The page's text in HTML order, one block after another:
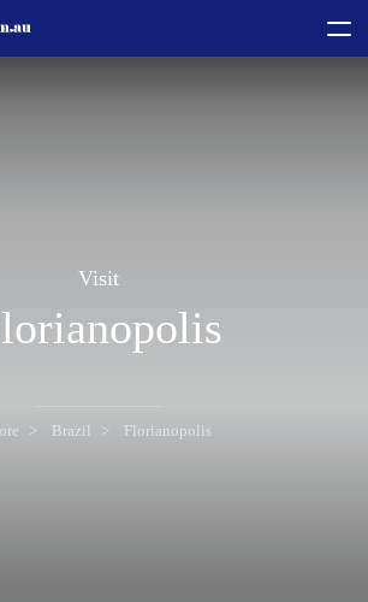
Visit
Brazil Florianopolis